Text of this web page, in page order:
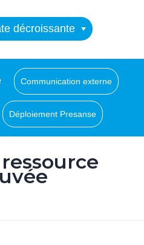
décroissante
Communication externe
Déploiement Presanse